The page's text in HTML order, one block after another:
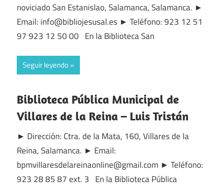
noviciado San Estanislao, Salamanca, Salamanca. ►
Email: info@bibliojesusal.es ► Teléfono: 923 12 51
97 923 12 50 00 En la Biblioteca San
Seguir leyendo
Biblioteca Pública Municipal de
Villares de la Reina – Luis Tristán
► Dirección: Ctra. de la Mata, 160, Villares de la
Reina, Salamanca. ► Email:
bpmvillaresdelareinaonline@gmail.com ► Teléfono:
923 28 85 87 ext. 3 En la Biblioteca Pública